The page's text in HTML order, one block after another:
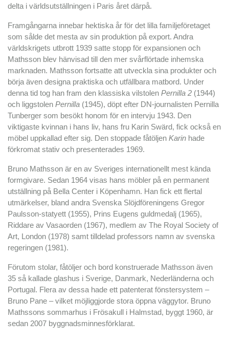
delta i världsutställningen i Paris året därpå.
Framgångarna innebar hektiska år för det lilla familjeföretaget
som sålde det mesta av sin produktion på export. Andra
världskrigets utbrott 1939 satte stopp för expansionen och
Mathsson blev hänvisad till den mer svårflörtade inhemska
marknaden. Mathsson fortsatte att utveckla sina produkter och
börja även designa praktiska och utfällbara matbord. Under
denna tid tog han fram den klassiska vilstolen Pernilla 2 (1944)
och liggstolen Pernilla (1945), döpt efter DN-journalisten Pernilla
Tunberger som besökt honom för en intervju 1943. Den
viktigaste kvinnan i hans liv, hans fru Karin Swärd, fick också en
möbel uppkallad efter sig. Den stoppade fåtöljen Karin hade
förkromat stativ och presenterades 1969.
Bruno Mathsson är en av Sveriges internationellt mest kända
formgivare. Sedan 1964 visas hans möbler på en permanent
utställning på Bella Center i Köpenhamn. Han fick ett flertal
utmärkelser, bland andra Svenska Slöjdföreningens Gregor
Paulsson-statyett (1955), Prins Eugens guldmedalj (1965),
Riddare av Vasaorden (1967), medlem av The Royal Society of
Art, London (1978) samt tilldelad professors namn av svenska
regeringen (1981).
Förutom stolar, fåtöljer och bord konstruerade Mathsson även
35 så kallade glashus i Sverige, Danmark, Nederländerna och
Portugal. Flera av dessa hade ett patenterat fönstersystem –
Bruno Pane – vilket möjliggjorde stora öppna väggytor. Bruno
Mathssons sommarhus i Frösakull i Halmstad, byggt 1960, är
sedan 2007 byggnadsminnesförklarat.